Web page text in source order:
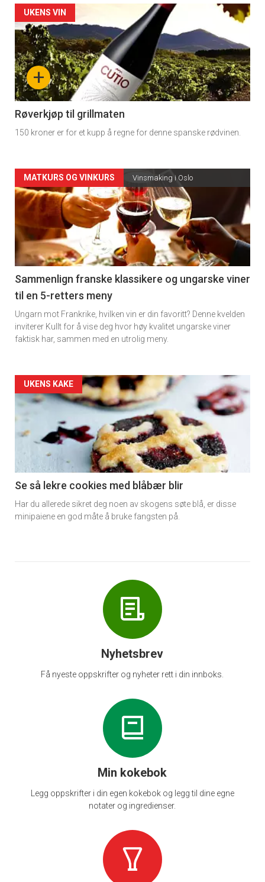
Forsiden
akkurat
nå
-
4
+
UKENS VIN
Røverkjøp til grillmaten
150 kroner er for et kupp å regne for denne spanske rødvinen.
Forsiden
akkurat
nå
-
5
MATKURS OG VINKURS Vinsmaking i Oslo
Sammenlign franske klassikere og ungarske viner
til en 5-retters meny
Ungarn mot Frankrike, hvilken vin er din favoritt? Denne kvelden
inviterer Kullt for å vise deg hvor høy kvalitet ungarske viner
faktisk har, sammen med en utrolig meny.
Forsiden
akkurat
nå
6
UKENS KAKE
Se så lekre cookies med blåbær blir
Har du allerede sikret deg noen av skogens søte blå, er disse
minipaiene en god måte å bruke fangsten på.
Nyhetsbrev
Få nyeste oppskrifter og nyheter rett i din innboks.
Min kokebok
Legg oppskrifter i din egen kokebok og legg til dine egne
notater og ingredienser.